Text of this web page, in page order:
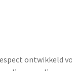
ontwikkeld